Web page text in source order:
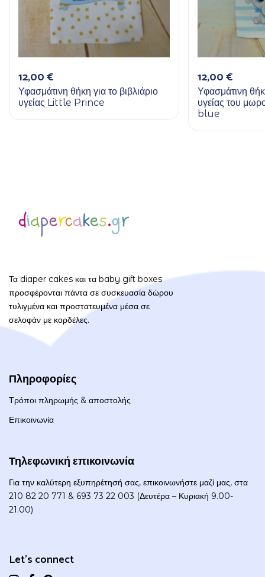
12,00€
Υφασμάτινη θήκη για το βιβλιάριο
υγείας Little Prince
12,00€
Υφασμάτινη
υγείας του
blue
Τα diaper cakes και τα baby gift boxes
προσφέρονται πάντα σε συσκευασία δώρου
τυλιγμένα και προστατευμένα μέσα σε
σελοφάν με κορδέλες.
Πληροφορίες
Τρόποι πληρωμής & αποστολής
Επικοινωνία
Τηλεφωνική επικοινωνία
Για την καλύτερη εξυπηρέτησή σας, επικοινωνήστε μαζί μας, στα
210 82 20 771 & 693 73 22 003 (Δευτέρα – Κυριακή 9.00-
21.00)
Let's connect